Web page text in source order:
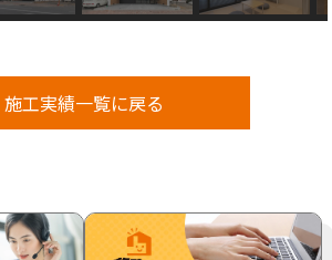
施工実績一覧に戻る